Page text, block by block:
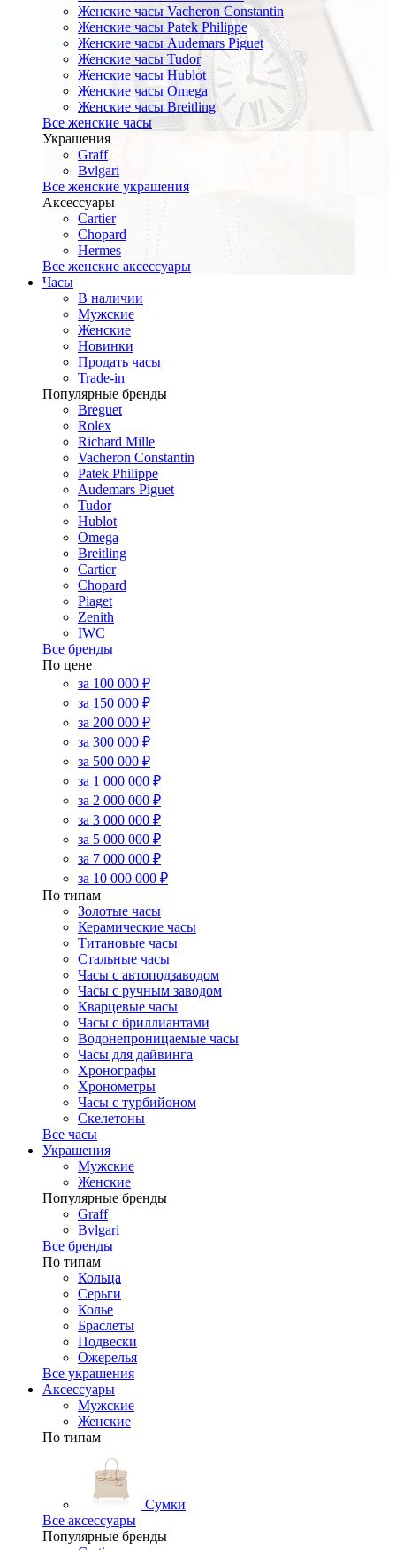
Женские часы Vacheron Constantin
Женские часы Patek Philippe
Женские часы Audemars Piguet
Женские часы Tudor
Женские часы Hublot
Женские часы Omega
Женские часы Breitling
Все женские часы
Украшения
Graff
Bvlgari
Все женские украшения
Аксессуары
Cartier
Chopard
Hermes
Все женские аксессуары
Часы
В наличии
Мужские
Женские
Новинки
Продать часы
Trade-in
Популярные бренды
Breguet
Rolex
Richard Mille
Vacheron Constantin
Patek Philippe
Audemars Piguet
Tudor
Hublot
Omega
Breitling
Cartier
Chopard
Piaget
Zenith
IWC
Все бренды
По цене
за 100 000 ₽
за 150 000 ₽
за 200 000 ₽
за 300 000 ₽
за 500 000 ₽
за 1 000 000 ₽
за 2 000 000 ₽
за 3 000 000 ₽
за 5 000 000 ₽
за 7 000 000 ₽
за 10 000 000 ₽
По типам
Золотые часы
Керамические часы
Титановые часы
Стальные часы
Часы с автоподзаводом
Часы с ручным заводом
Кварцевые часы
Часы с бриллиантами
Водонепроницаемые часы
Часы для дайвинга
Хронографы
Хронометры
Часы с турбийоном
Скелетоны
Все часы
Украшения
Мужские
Женские
Популярные бренды
Graff
Bvlgari
Все бренды
По типам
Кольца
Серьги
Колье
Браслеты
Подвески
Ожерелья
Все украшения
Аксессуары
Мужские
Женские
По типам
Сумки
Все аксессуары
Популярные бренды